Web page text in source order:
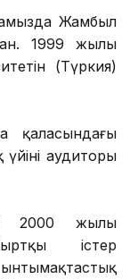
Жамбыл
1999 жылы
(Түркия)
қаласындағы
аудиторы
2000 жылы
істер